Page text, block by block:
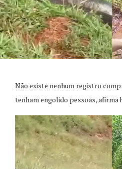
Não existe nenhum registro
tenham engolido pessoas, afirma